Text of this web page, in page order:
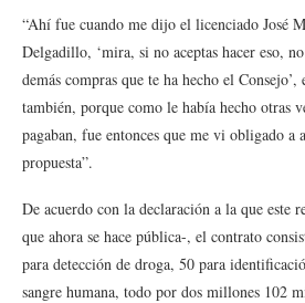
“Ahí fue cuando me dijo el licenciado José
Delgadillo, ‘mira, si no aceptas hacer eso,
demás compras que te ha hecho el
también, porque como le había hecho otras
pagaban, fue entonces que me vi obligado a
propuesta”.
De acuerdo con la declaración a la que este
que ahora se hace pública-, el contrato
para detección de droga, 50 para
sangre humana, todo por dos millones 102